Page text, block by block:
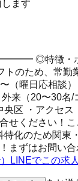
ます
◎特徴・ポ
のため、常
曜日応相談
来（20〜30
都中央区
せください！
化のため関東
まずはお問い合
LINEでこの求